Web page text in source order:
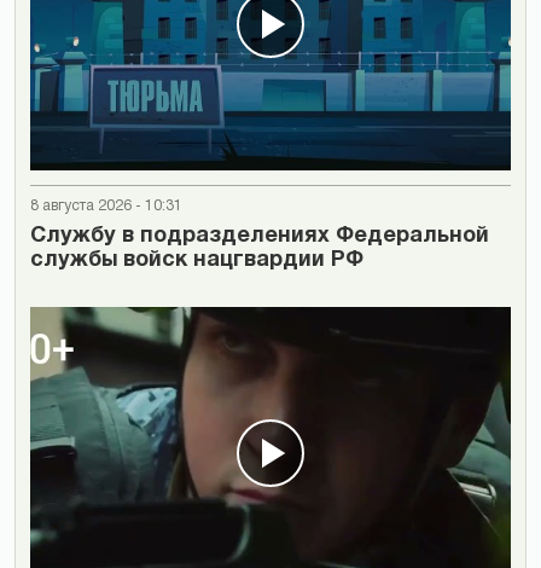
8 августа 2026 - 10:31
Cлужбу в подразделениях Федеральной
службы войск нацгвардии РФ